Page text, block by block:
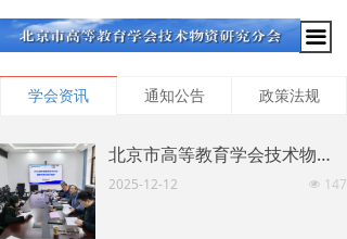
끀
行业动态 公示公告 政策法规
社保基金的保值增值问题长期为各界关注，今年在这一块，广州会否有大动作?
保证资金安全，目前社保基金结余
学会资讯 通知公告 政策法规
北京市高等教育学会技术物资研究分会组织召开学术课题申报立项答辩评审会
넶 147
2025-12-12